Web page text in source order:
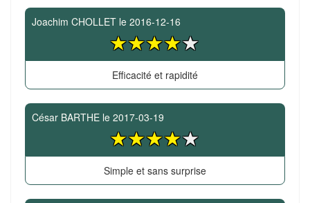
Joachim CHOLLET le 2016-12-16
Efficacité et rapidité
César BARTHE le 2017-03-19
Simple et sans surprise